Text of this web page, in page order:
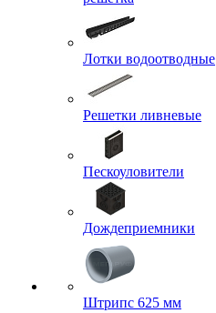
Лотки водоотводные
Решетки ливневые
Пескоуловители
Дождеприемники
Штрипс 625 мм